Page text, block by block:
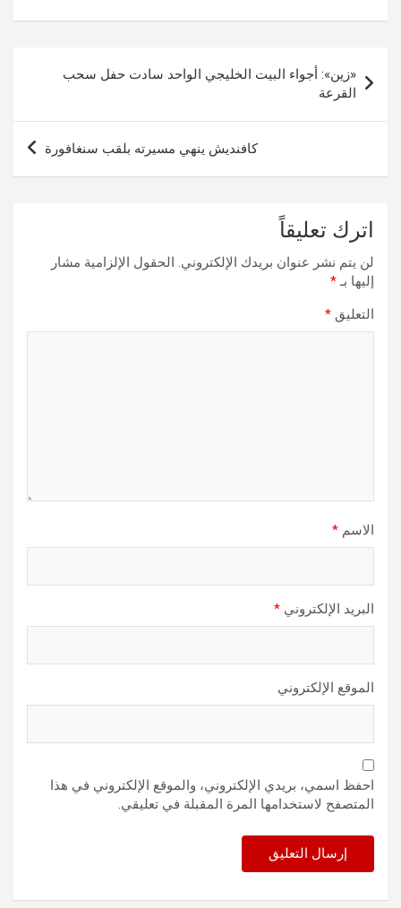
المقالات
«زين»: أجواء البيت الخليجي الواحد سادت حفل سحب
القرعة
كافنديش ينهي مسيرته بلقب سنغافورة
اترك تعليقاً
لن يتم نشر عنوان بريدك الإلكتروني. الحقول الإلزامية مشار
إليها بـ*
التعليق *
الاسم *
البريد الإلكتروني *
الموقع الإلكتروني
احفظ اسمي، بريدي الإلكتروني، والموقع الإلكتروني في هذا
المتصفح لاستخدامها المرة المقبلة في تعليقي.